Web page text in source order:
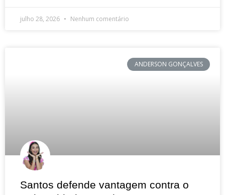
julho 28, 2026 Nenhum comentário
ANDERSON GONÇALVES
Santos defende vantagem contra o